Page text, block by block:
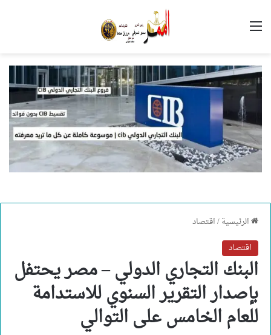
القائمة
الرئيسية/اقتصاد
اقتصاد
البنك التجاري الدولي – مصر يحتفل
بإصدار التقرير السنوي للاستدامة
للعام الخامس على التوالي